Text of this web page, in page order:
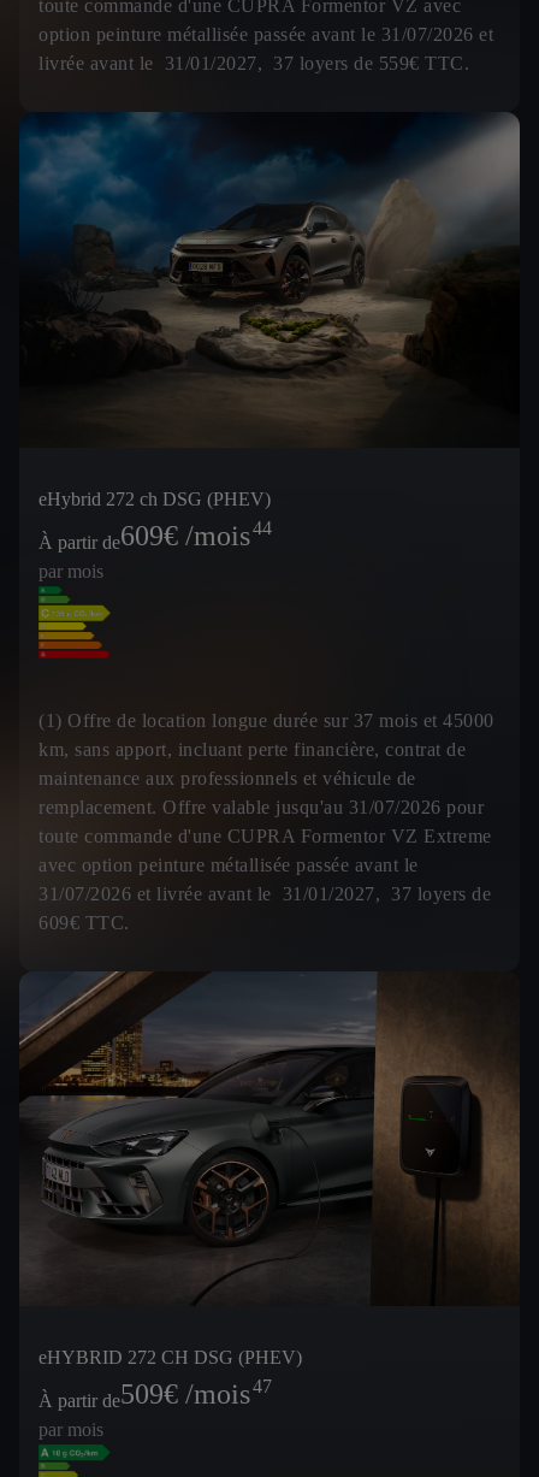
toute commande d'une CUPRA Formentor VZ avec
option peinture métallisée passée avant le 31/07/2026 et
livrée avant le 31/01/2027, 37 loyers de 559€ TTC.
eHybrid 272 ch DSG (PHEV)
À partir de609€ /mois44
par mois
(1) Offre de location longue durée sur 37 mois et 45000
km, sans apport, incluant perte financière, contrat de
maintenance aux professionnels et véhicule de
remplacement. Offre valable jusqu'au 31/07/2026 pour
toute commande d'une CUPRA Formentor VZ Extreme
avec option peinture métallisée passée avant le
31/07/2026 et livrée avant le 31/01/2027, 37 loyers de
609€ TTC.
eHYBRID 272 CH DSG (PHEV)
À partir de509€ /mois47
par mois